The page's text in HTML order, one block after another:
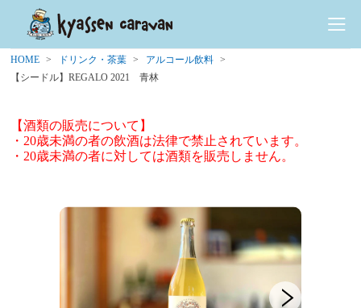
HOME ドリンク・茶葉
アルコール飲料
【シードル】REGALO 2021 青林
【酒類の販売について】
・20歳未満の者の飲酒は法律で禁止されています。
・20歳未満の者に対しては酒類を販売しません。